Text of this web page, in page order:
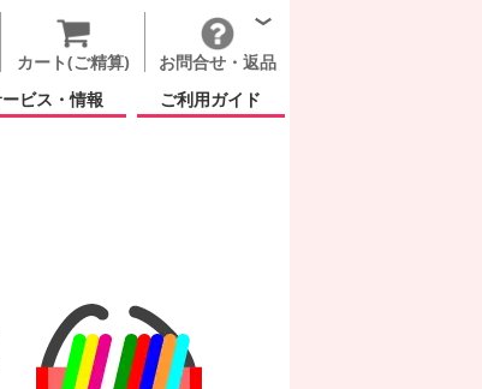
カート(ご精算)
お問合せ・返品
ビス・情報 ご利用ガイド